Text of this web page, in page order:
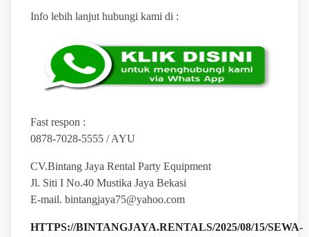
Info lebih lanjut hubungi kami di :
Fast respon :
0878-7028-5555 / AYU
CV.Bintang Jaya Rental Party Equipment
Jl. Siti I No.40 Mustika Jaya Bekasi
E-mail. bintangjaya75@yahoo.com
HTTPS://BINTANGJAYA.RENTALS/2025/08/15/SEWA-